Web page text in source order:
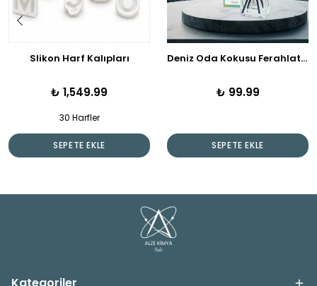
Slikon Harf Kalıpları
₺ 1,549.99
30 Harfler
SEPETE EKLE
Deniz Oda Kokusu Ferahlatıcı Dalgalardan Gelen Huzur
₺ 99.99
SEPETE EKLE